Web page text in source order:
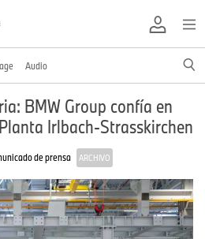
Audio
BMW Group confía en
Irlbach-Strasskirchen
de prensa ARCHIVO